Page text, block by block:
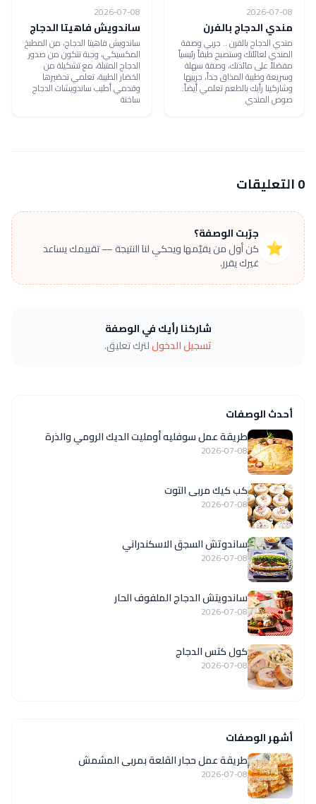
2026-07-08
مندي الدجاج بالفرن
مندي الدجاج بالفرن .. جربي وصفة
المندي لعائلتك وستصبح طبقاً رئيسياً
مفضلاً على مائدتك، وصفة سهلة
وسريعة وطيبة المذاق جداً، جربيها
وشاركينا رأيك بالطعم تعلمي أيضاً:
صوص المندي
2026-07-08
ساندويش فاهيتا الدجاج
ساندويش فاهيتا الدجاج، من المطبخ
المكسيكي، وجبة تتكون من صدور
الدجاج المتبلة، مع تشكيلة من
الخضار الطيبة، تعلمي تحضيرها
وقدمي أطيب ساندويشات الدجاج
ساخنة
0 التعليقات
⭐
جرّبت الوصفة؟
كن أول من يقيّمها ويحكي لنا النتيجة — تقييمك يساعد
غيرك يقرر.
شاركنا رأيك في الوصفة
تسجيل الدخوللترك تعليق.
أحدث الوصفات
طريقة عمل سوفليه أومليت الديك الرومي والذرة
2026-07-08
كب كيك مربى التوت
2026-07-08
ساندوتش السجق الاسكندراني
2026-07-08
ساندويتش الدجاج الملفوف الحار
2026-07-08
كول كتس الدجاج
2026-07-08
أشهر الوصفات
طريقة عمل حجار القلعة بمربى المشمش
2026-07-08